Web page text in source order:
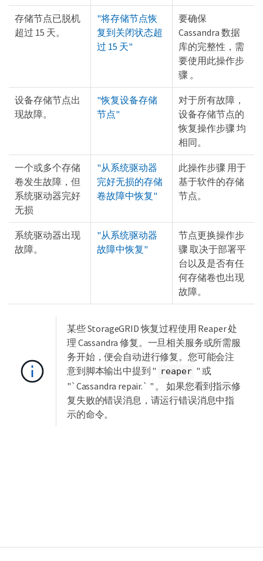
存储节点已脱机
超过 15 天。
"将存储节点恢
复到关闭状态超
过 15 天"
要确保
Cassandra 数据
库的完整性，需
要使用此操作步
骤 。
设备存储节点出
现故障。
"恢复设备存储
节点"
对于所有故障，
设备存储节点的
恢复操作步骤 均
相同。
一个或多个存储
卷发生故障，但
系统驱动器完好
无损
"从系统驱动器
完好无损的存储
卷故障中恢复"
此操作步骤 用于
基于软件的存储
节点。
系统驱动器出现
故障。
"从系统驱动器
故障中恢复"
节点更换操作步
骤 取决于部署平
台以及是否有任
何存储卷也出现
故障。
某些 StorageGRID 恢复过程使用 Reaper 处
理 Cassandra 修复。一旦相关服务或所需服
务开始，便会自动进行修复。您可能会注
意到脚本输出中提到 " reaper " 或
"`Cassandra repair.` " 。 如果您看到指示修
复失败的错误消息，请运行错误消息中指
示的命令。